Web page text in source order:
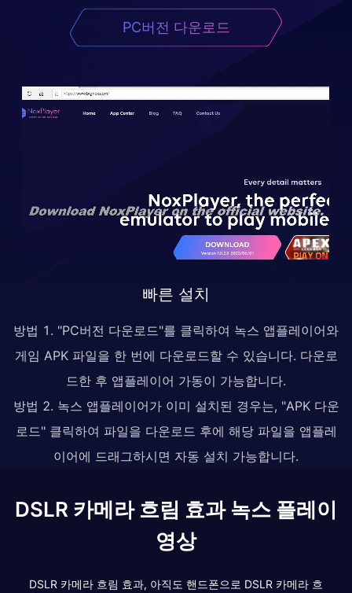
PC버전 다운로드
빠른 설치
방법 1. "PC버전 다운로드"를 클릭하여 녹스 앱플레이어와
게임 APK 파일을 한 번에 다운로드할 수 있습니다. 다운로
드한 후 앱플레이어 가동이 가능합니다.
방법 2. 녹스 앱플레이어가 이미 설치된 경우는, "APK 다운
로드" 클릭하여 파일을 다운로드 후에 해당 파일을 앱플레
이어에 드래그하시면 자동 설치 가능합니다.
DSLR 카메라 흐림 효과 녹스 플레이
영상
DSLR 카메라 흐림 효과, 아직도 핸드폰으로 DSLR 카메라 흐